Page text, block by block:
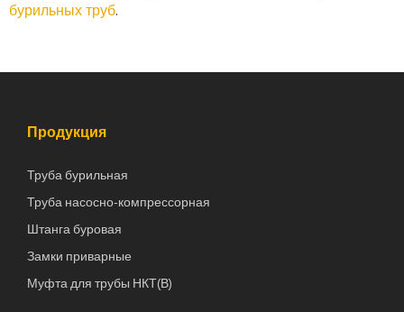
бурильных труб.
Продукция
Труба бурильная
Труба насосно-компрессорная
Штанга буровая
Замки приварные
Муфта для трубы НКТ(В)